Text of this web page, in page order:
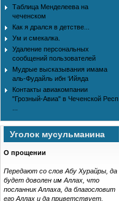
Таблица Менделеева на
чеченском
Как я дрался в детстве...
Ум и смекалка.
Удаление персональных
сообщений пользователей
Мудрые высказывания имама
аль-Фудайль ибн ‘Ийяда
Контакты авиакомпании
"Грозный-Авиа" в Чеченской Респ
Уголок мусульманина
О прощении
Передают со слов Абу Хурайры, да
будет доволен им Аллах, что
посланник Аллаха, да благословит
его Аллах и да приветствует,